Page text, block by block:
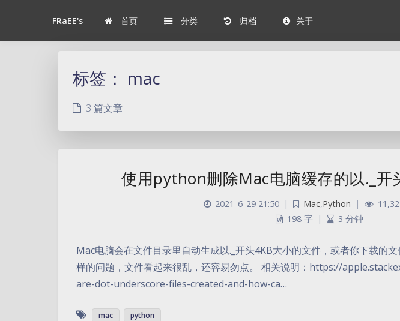
FRaEE's 首页 分类 归档 关于
标签： mac
3 篇文章
使用python删除Mac电脑缓存的以._开
2021-6-29 21:50 | Mac,Python |
198 字 | 3 分钟
Mac电脑会在文件目录里自动生成以._开头4KB大小的文件，或者你下载的
样的问题，文件看起来很乱，还容易勿点。 相关说明：https://
are-dot-underscore-files-created-and-how-ca…
mac python